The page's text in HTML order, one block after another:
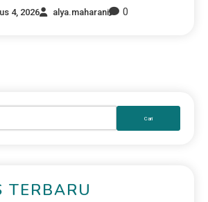
4, 2026 alya.maharani 0
TERBARU